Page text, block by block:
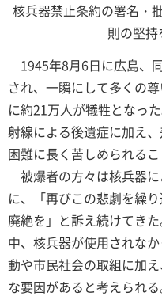
核兵器禁止条約の署名・
則の堅
1945年8月6日に広島、
され、一瞬にして多くの
に約21万人が犠牲となっ
射線による後遺症に加え
困難に長く苦しめられるこ
被爆者の方々は核兵器
に、「再びこの悲劇を繰
廃絶を」と訴え続けてき
中、核兵器が使用されな
動や市民社会の取組に加
な要因があると考えられ